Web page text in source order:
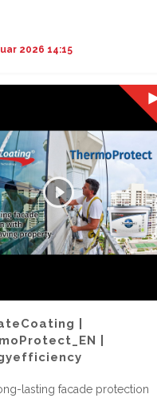
2026 14:15
|
|
lasting facade protection